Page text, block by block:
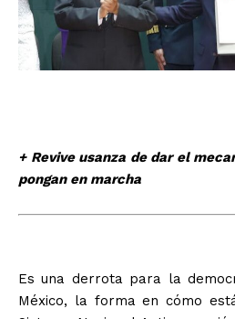
+ Revive usanza de dar el
pongan en marcha
Es una derrota para la
México, la forma en cómo